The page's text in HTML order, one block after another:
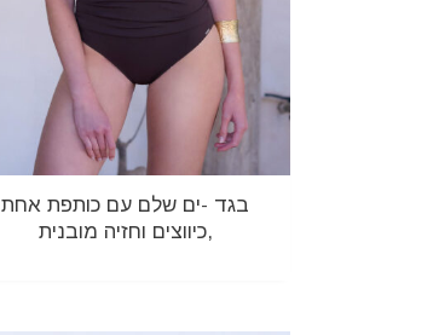
בגד -ים שלם עם כותפת אחת
,כיווצים וחזיה מובנית